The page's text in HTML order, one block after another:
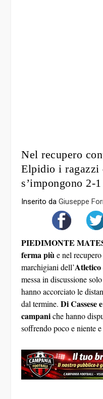
Nel recupero
Elpidio i ragazzi
s’impongono 2-1
Inserito daGiuseppe
PIEDIMONTE
ferma piùe nel
marchigiani dell’
messa in discussione
hanno accorciato le
dal termine.Di Cassese
campaniche hanno
soffrendo poco e niente